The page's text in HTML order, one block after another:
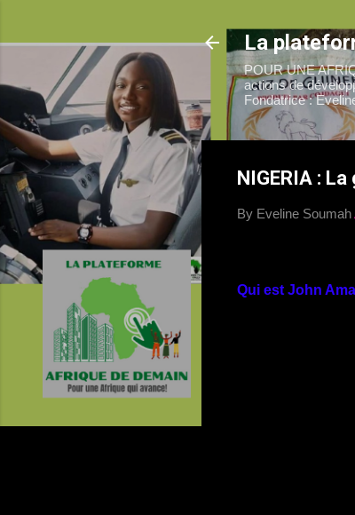
La
POUR UNE
actions de
Fondatrice :
NIGERIA :
By Eveline Soumah
Qui est John